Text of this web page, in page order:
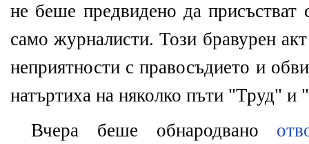
не беше предвидено да присъстват
само журналисти. Този бравурен
неприятности с правосъдието и
натъртиха на няколко пъти "Труд" и
Вчера беше обнародвано